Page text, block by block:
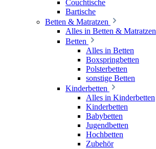
Couchtische
Bartische
Betten & Matratzen
Alles in Betten & Matratzen
Betten
Alles in Betten
Boxspringbetten
Polsterbetten
sonstige Betten
Kinderbetten
Alles in Kinderbetten
Kinderbetten
Babybetten
Jugendbetten
Hochbetten
Zubehör